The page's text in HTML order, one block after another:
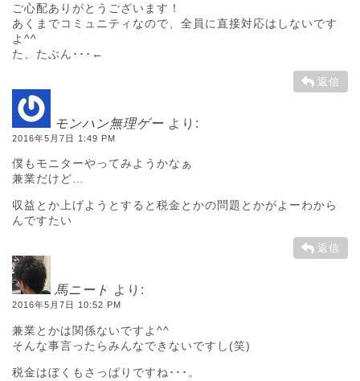
ご心配ありがとうございます！
あくまでコミュニティなので、全員に直接対応はしないです
よ^^
た、たぶん･･･←
返信
モンハン無理ゲー より:
2016年5月7日 1:49 PM
僕もモニターやってみようかなぁ
兼業だけど…
収益とか上げようとすると税金とかの問題とかがよーわから
んですたい
返信
馬ニート より:
2016年5月7日 10:52 PM
兼業とかは関係ないですよ^^
そんな事言ったらみんなできないですし(笑)
税金はぼくもさっぱりですね･･･。